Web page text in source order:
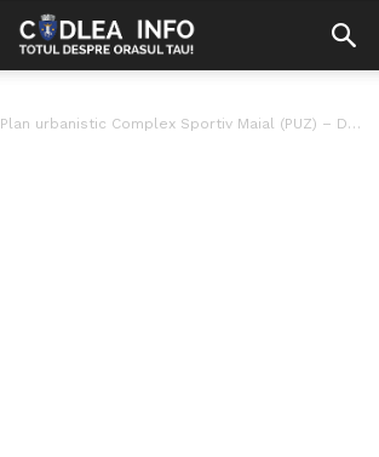
Plan urbanistic Complex Sportiv Maial (PUZ) – Dezbatere publică